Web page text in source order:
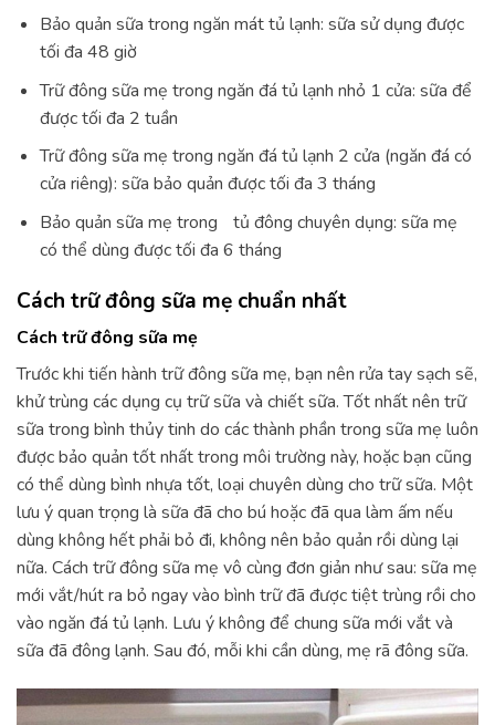
Bảo quản sữa trong ngăn mát tủ lạnh: sữa sử dụng được
tối đa 48 giờ
Trữ đông sữa mẹ trong ngăn đá tủ lạnh nhỏ 1 cửa: sữa để
được tối đa 2 tuần
Trữ đông sữa mẹ trong ngăn đá tủ lạnh 2 cửa (ngăn đá có
cửa riêng): sữa bảo quản được tối đa 3 tháng
Bảo quản sữa mẹ trong tủ đông chuyên dụng: sữa mẹ
có thể dùng được tối đa 6 tháng
Cách trữ đông sữa mẹ chuẩn nhất
Cách trữ đông sữa mẹ
Trước khi tiến hành trữ đông sữa mẹ, bạn nên rửa tay sạch sẽ,
khử trùng các dụng cụ trữ sữa và chiết sữa. Tốt nhất nên trữ
sữa trong bình thủy tinh do các thành phần trong sữa mẹ luôn
được bảo quản tốt nhất trong môi trường này, hoặc bạn cũng
có thể dùng bình nhựa tốt, loại chuyên dùng cho trữ sữa. Một
lưu ý quan trọng là sữa đã cho bú hoặc đã qua làm ấm nếu
dùng không hết phải bỏ đi, không nên bảo quản rồi dùng lại
nữa. Cách trữ đông sữa mẹ vô cùng đơn giản như sau: sữa mẹ
mới vắt/hút ra bỏ ngay vào bình trữ đã được tiệt trùng rồi cho
vào ngăn đá tủ lạnh. Lưu ý không để chung sữa mới vắt và
sữa đã đông lạnh. Sau đó, mỗi khi cần dùng, mẹ rã đông sữa.